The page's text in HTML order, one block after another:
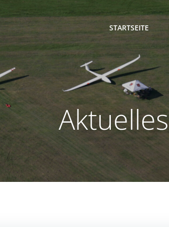
STARTSEITE
Aktuelles